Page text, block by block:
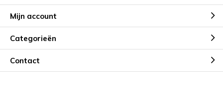
Mijn account
Categorieën
Contact